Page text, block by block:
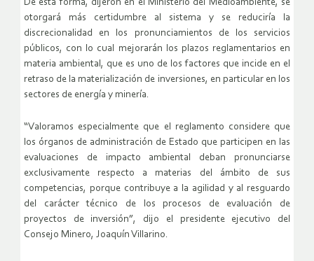
De esta forma, dijeron en el Ministerio del Medioambiente, se
otorgará más certidumbre al sistema y se reduciría la
discrecionalidad en los pronunciamientos de los servicios
públicos, con lo cual mejorarán los plazos reglamentarios en
materia ambiental, que es uno de los factores que incide en el
retraso de la materialización de inversiones, en particular en los
sectores de energía y minería.
“Valoramos especialmente que el reglamento considere que
los órganos de administración de Estado que participen en las
evaluaciones de impacto ambiental deban pronunciarse
exclusivamente respecto a materias del ámbito de sus
competencias, porque contribuye a la agilidad y al resguardo
del carácter técnico de los procesos de evaluación de
proyectos de inversión”, dijo el presidente ejecutivo del
Consejo Minero, Joaquín Villarino.